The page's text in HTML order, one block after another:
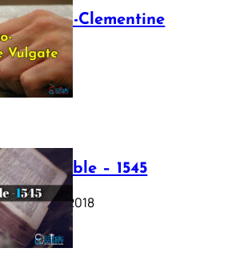
The Sixto-Clementine
Vulgate
July 12, 2025
Luther Bible – 1545
October 17, 2018